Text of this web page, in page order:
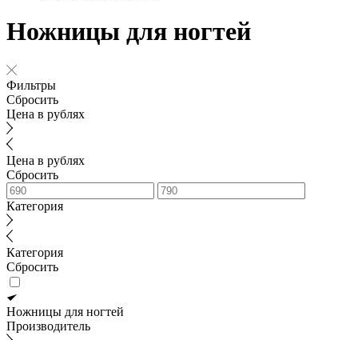
Ножницы для ногтей
Фильтры
Сбросить
Цена в рублях
Цена в рублях
Сбросить
Категория
Категория
Сбросить
Ножницы для ногтей
Производитель